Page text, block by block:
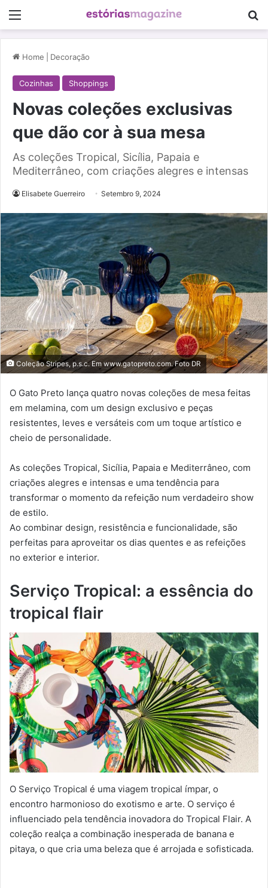
Menu
Home Decoração
Cozinhas Shoppings
Novas coleções exclusivas
que dão cor à sua mesa
As coleções Tropical, Sicília, Papaia e
Mediterrâneo, com criações alegres e intensas
Elisabete Guerreiro Setembro 9, 2024
Coleção Stripes, p.s.c. Em www.gatopreto.com. Foto DR
O Gato Preto lança quatro novas coleções de mesa feitas
em melamina, com um design exclusivo e peças
resistentes, leves e versáteis com um toque artístico e
cheio de personalidade.
As coleções Tropical, Sicília, Papaia e Mediterrâneo, com
criações alegres e intensas e uma tendência para
transformar o momento da refeição num verdadeiro show
de estilo.
Ao combinar design, resistência e funcionalidade, são
perfeitas para aproveitar os dias quentes e as refeições
no exterior e interior.
Serviço Tropical: a essência do
tropical flair
O Serviço Tropical é uma viagem tropical ímpar, o
encontro harmonioso do exotismo e arte. O serviço é
influenciado pela tendência inovadora do Tropical Flair. A
coleção realça a combinação inesperada de banana e
pitaya, o que cria uma beleza que é arrojada e sofisticada.